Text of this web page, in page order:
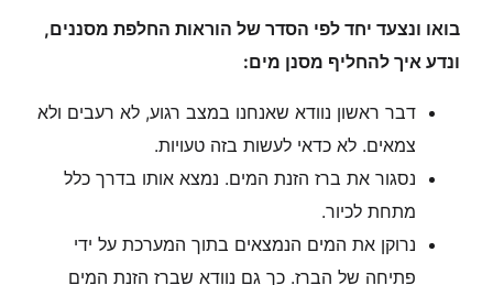
בואו ונצעד יחד לפי הסדר של הוראות החלפת מסננים,
ונדע איך להחליף מסנן מים:
דבר ראשון נוודא שאנחנו במצב רגוע, לא רעבים ולא
צמאים. לא כדאי לעשות בזה טעויות.
נסגור את ברז הזנת המים. נמצא אותו בדרך כלל
מתחת לכיור.
נרוקן את המים הנמצאים בתוך המערכת על ידי
פתיחה של הברז. כך גם נוודא שברז הזנת המים